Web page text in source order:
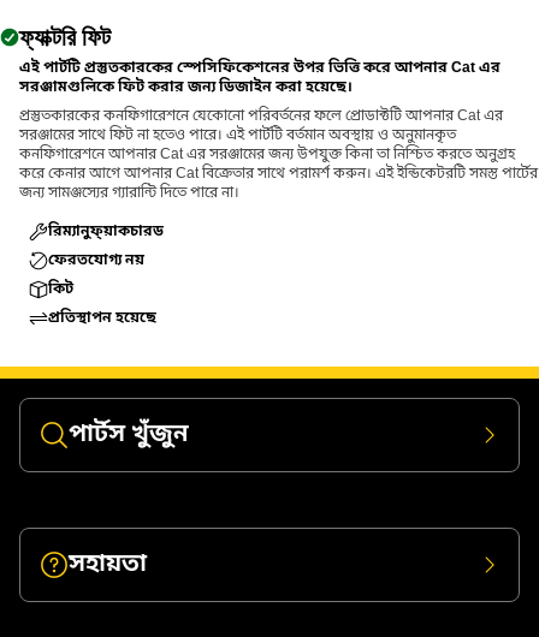
ফ্যাক্টরি ফিট
এই পার্টটি প্রস্তুতকারকের স্পেসিফিকেশনের উপর ভিত্তি করে আপনার Cat এর
সরঞ্জামগুলিকে ফিট করার জন্য ডিজাইন করা হয়েছে।
প্রস্তুতকারকের কনফিগারেশনে যেকোনো পরিবর্তনের ফলে প্রোডাক্টটি আপনার Cat এর
সরঞ্জামের সাথে ফিট না হতেও পারে। এই পার্টটি বর্তমান অবস্থায় ও অনুমানকৃত
কনফিগারেশনে আপনার Cat এর সরঞ্জামের জন্য উপযুক্ত কিনা তা নিশ্চিত করতে অনুগ্রহ
করে কেনার আগে আপনার Cat বিক্রেতার সাথে পরামর্শ করুন। এই ইন্ডিকেটরটি সমস্ত পার্টের
জন্য সামঞ্জস্যের গ্যারান্টি দিতে পারে না।
রিম্যানুফ্য়াকচারড
ফেরতযোগ্য নয়
কিট
প্রতিস্থাপন হয়েছে
পার্টস খুঁজুন
সহায়তা